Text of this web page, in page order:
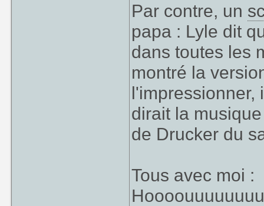
Par contre, un
papa : Lyle dit
dans toutes les
montré la
l'impressionner,
dirait la
de Drucker du
Tous avec moi :